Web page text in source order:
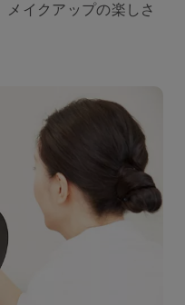
メイクアップの楽しさ